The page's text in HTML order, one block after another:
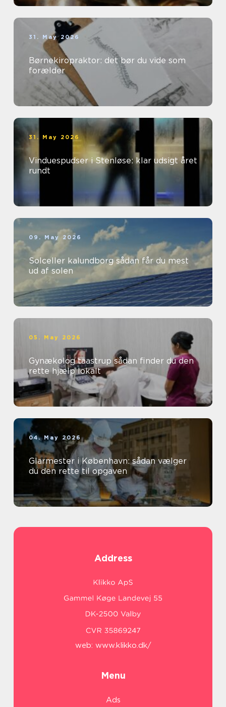
31. May 2026
Børnekiropraktor: det bør du vide som
forælder
31. May 2026
Vinduespudser i Stenløse: klar udsigt året
rundt
09. May 2026
Solceller kalundborg sådan får du mest
ud af solen
05. May 2026
Gynækolog taastrup sådan finder du den
rette hjælp lokalt
04. May 2026
Glarmester i København: sådan vælger
du den rette til opgaven
Address
web: www.klikko.dk/
Menu
Ads